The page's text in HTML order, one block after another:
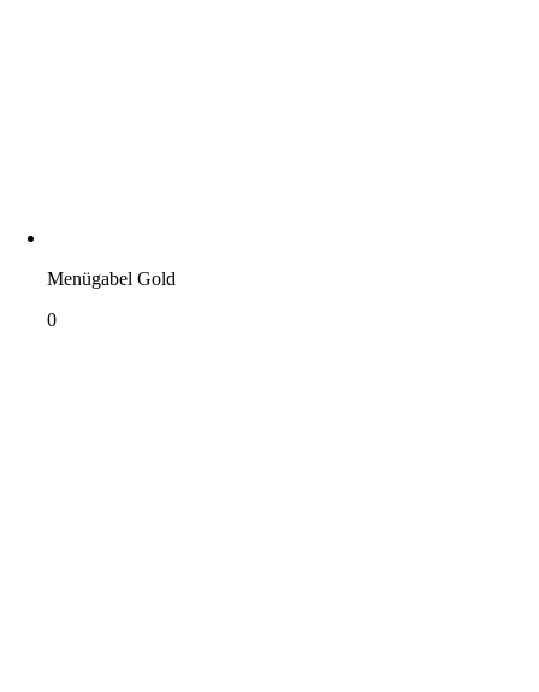
Menügabel Gold
0